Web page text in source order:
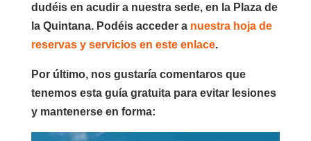
dudéis en acudir a nuestra sede, en la Plaza de
la Quintana. Podéis acceder a nuestra hoja de
reservas y servicios en este enlace.
Por último, nos gustaría comentaros que
tenemos esta guía gratuita para evitar lesiones
y mantenerse en forma: